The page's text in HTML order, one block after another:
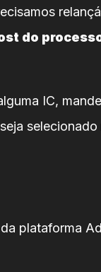
do
IC,
plataforma